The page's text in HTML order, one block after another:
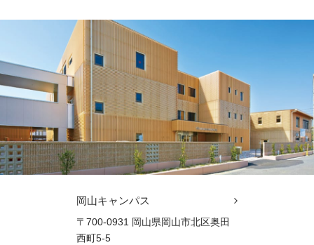
岡山キャンパス
〒700-0931 岡山県岡山市北区奥田
西町5-5